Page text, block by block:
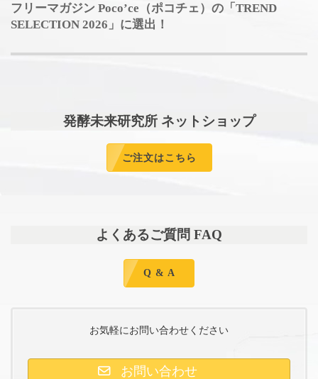
フリーマガジン Poco’ce（ポコチェ）の「TREND
SELECTION 2026」に選出！
発酵未来研究所 ネットショップ
ご注文はこちら
よくあるご質問 FAQ
Q & A
お気軽にお問い合わせください
お問い合わせ